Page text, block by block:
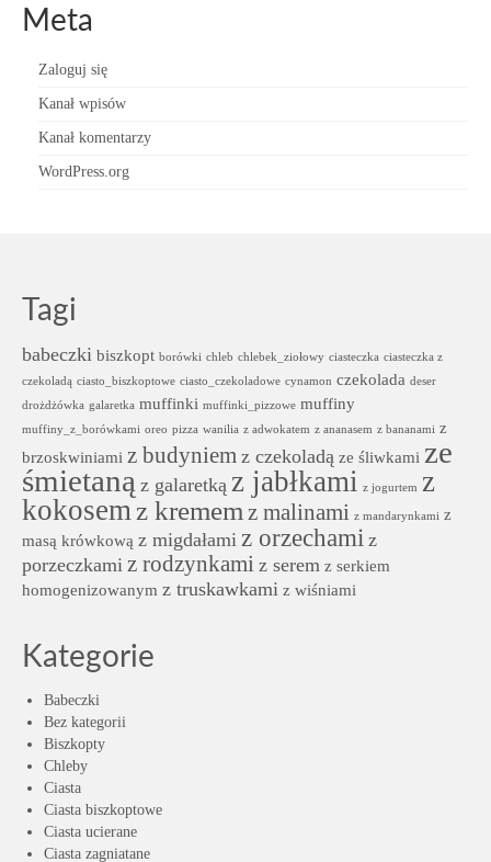
Meta
Zaloguj się
Kanał wpisów
Kanał komentarzy
WordPress.org
Tagi
babeczki biszkopt borówki chleb chlebek_ziołowy ciasteczka ciasteczka z
czekoladą ciasto_biszkoptowe ciasto_czekoladowe cynamon czekolada deser
drożdżówka galaretka muffinki muffinki_pizzowe muffiny
muffiny_z_borówkami oreo pizza wanilia z adwokatem z ananasem z bananami z
brzoskwiniami z budyniem z czekoladą ze śliwkami ze
śmietaną z galaretką z jabłkami z jogurtem z
kokosemz kremem z malinami z mandarynkami z
masą krówkową z migdałami z orzechami z
porzeczkami z rodzynkami z serem z serkiem
homogenizowanym z truskawkami z wiśniami
Kategorie
Babeczki
Bez kategorii
Biszkopty
Chleby
Ciasta
Ciasta biszkoptowe
Ciasta ucierane
Ciasta zagniatane